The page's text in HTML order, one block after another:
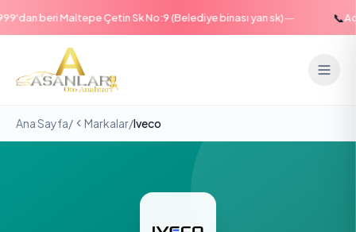
beri Maltepe Çetin Sk No:9 (Belediye binası yan sk)— 📞
Ana Sayfa/ Markalar/Iveco